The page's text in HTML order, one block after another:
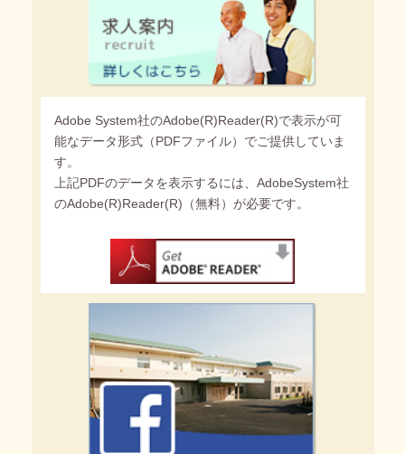
Adobe System社のAdobe(R)Reader(R)で表示が可
能なデータ形式（PDFファイル）でご提供していま
す。
上記PDFのデータを表示するには、AdobeSystem社
のAdobe(R)Reader(R)（無料）が必要です。